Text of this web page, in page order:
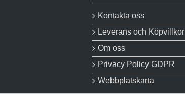
Kontakta oss
Leverans och Köpvillkor
Om oss
Privacy Policy GDPR
Webbplatskarta